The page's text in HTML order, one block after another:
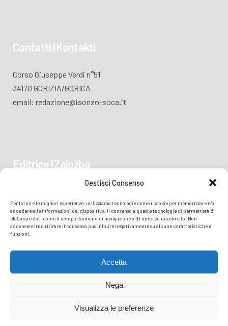
Gestisci Consenso
Per fornire le migliori esperienze, utilizziamo tecnologie come i cookie per memorizzare e/o
accedere alle informazioni del dispositivo. Il consenso a queste tecnologie ci permetterà di
elaborare dati come il comportamento di navigazione o ID unici su questo sito. Non
acconsentire o ritirare il consenso può influire negativamente su alcune caratteristiche e
funzioni.
Accetta
Nega
Visualizza le preferenze
Contatti | Kontakti
Corso Giuseppe Verdi n°51
34170 GORIZIA/GORICA
email: redazione@isonzo-soca.it
Editrice | Založba
34170 GORIZIA/GORICA